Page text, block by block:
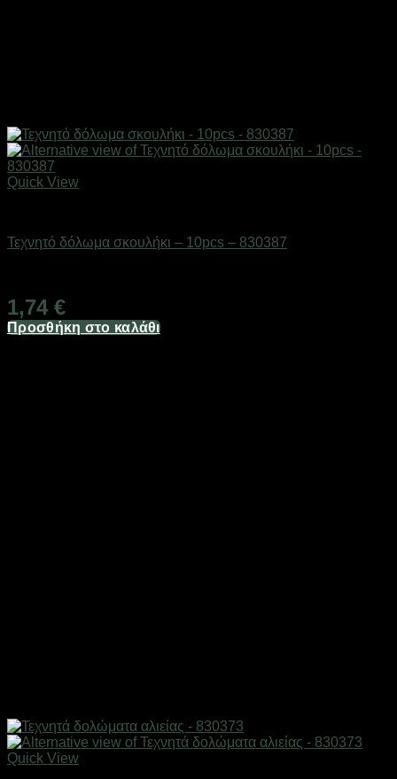
Quick View
Τεχνητό δόλωμα σκουλήκι – 10pcs – 830387
1,74 €
Προσθήκη στο καλάθι
Quick View